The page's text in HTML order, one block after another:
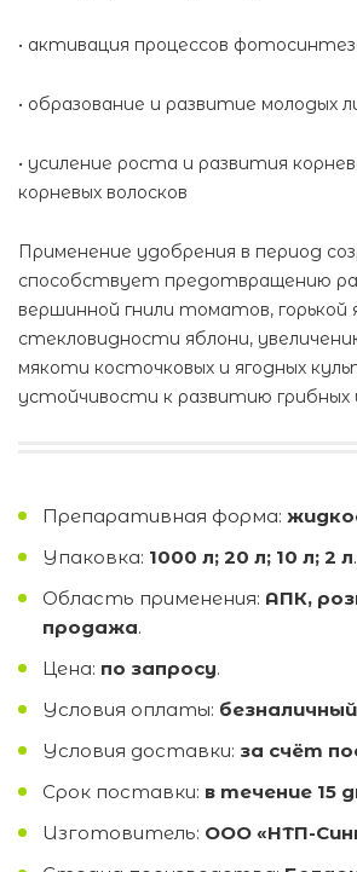
• активация процессов
• образование и развитие молодых
• усиление роста и развития
корневых волосков
Применение удобрения в период
способствует предотвращению
вершинной гнили томатов,
стекловидности яблони,
мякоти косточковых и ягодных
устойчивости к развитию грибных
Препаративная форма:
Упаковка: 1000 л; 20 л; 10 л; 2 л.
Область применения: АПК,
продажа.
Цена: по запросу.
Условия оплаты:
Условия доставки: за счёт
Срок поставки: в течение 15
Изготовитель: ООО «НТП-